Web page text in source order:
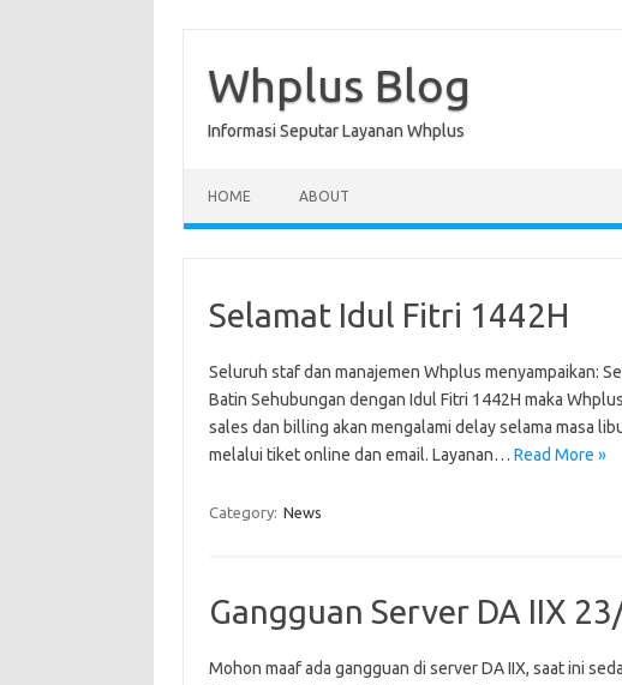
contentWhplus Blog
Informasi Seputar Layanan Whplus
HOME ABOUT
Selamat Idul Fitri 1442H
Seluruh staf dan manajemen Whplus menyampaikan:
Batin Sehubungan dengan Idul Fitri 1442H maka
sales dan billing akan mengalami delay selama masa
melalui tiket online dan email. Layanan… Read More »
Category: News
Gangguan Server DA IIX
Mohon maaf ada gangguan di server DA IIX, saat ini